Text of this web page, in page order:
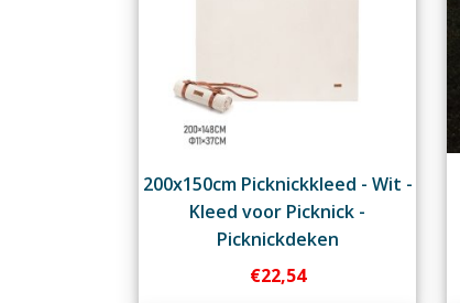
200x150cm Picknickkleed - Wit -
Kleed voor Picknick -
Picknickdeken
€22,54